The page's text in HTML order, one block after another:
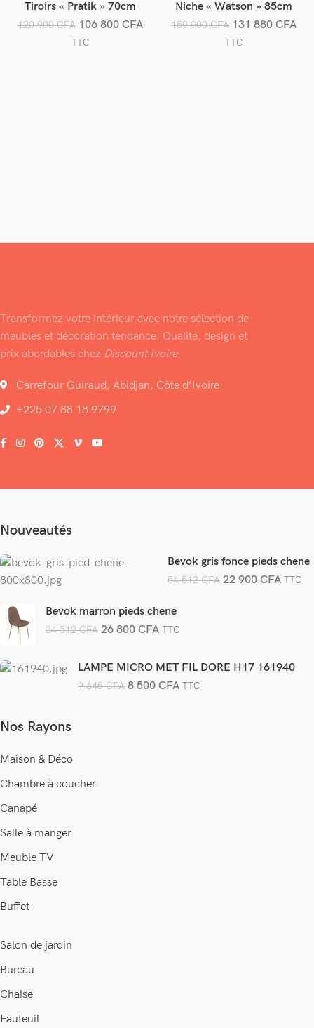
Tiroirs « Pratik » 70cm
Chêne Clair
120 900CFA 106 800 CFA
TTC
Niche « Watson » 85cm
Blanc
159 900CFA 131 880 CFA
TTC
Transformez votre intérieur avec notre sélection de
meubles et décoration tendance. Qualité, design et
prix abordables chez Discount Ivoire.
Carrefour Guiraud, Abidjan, Côte d’Ivoire
+225 07 88 18 9799
Nouveautés
Bevok gris fonce pieds chene
54 512CFA 22 900 CFA TTC
Bevok marron pieds chene
34 512CFA 26 800CFA TTC
LAMPE MICRO MET FIL DORE H17 161940
9 645CFA 8 500CFA TTC
Nos Rayons
Maison & Déco
Chambre à coucher
Canapé
Salle à manger
Meuble TV
Table Basse
Buffet
Salon de jardin
Bureau
Chaise
Fauteuil